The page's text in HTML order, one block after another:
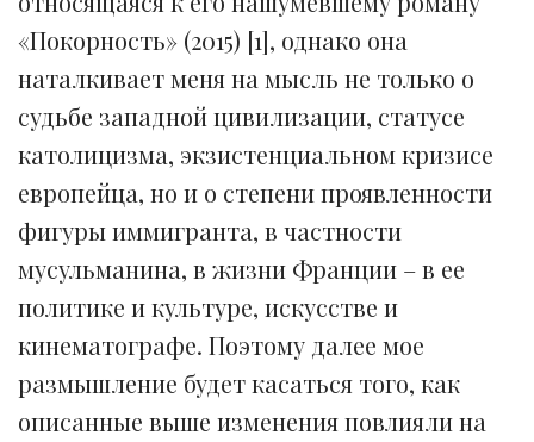
«Покорность» (2015) [1], однако она
наталкивает меня на мысль не только о
судьбе западной цивилизации, статусе
католицизма, экзистенциальном кризисе
европейца, но и о степени проявленности
фигуры иммигранта, в частности
мусульманина, в жизни Франции – в ее
политике и культуре, искусстве и
кинематографе. Поэтому далее мое
размышление будет касаться того, как
описанные выше изменения повлияли на